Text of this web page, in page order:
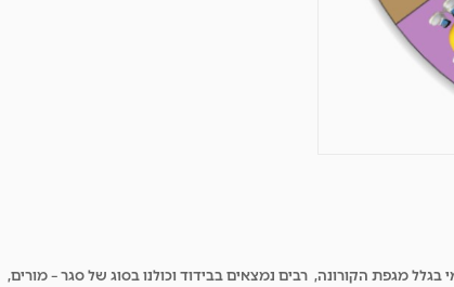
מגפת הקורונה, רבים נמצאים בבידוד וכולנו בסוג של סגר – מורים,